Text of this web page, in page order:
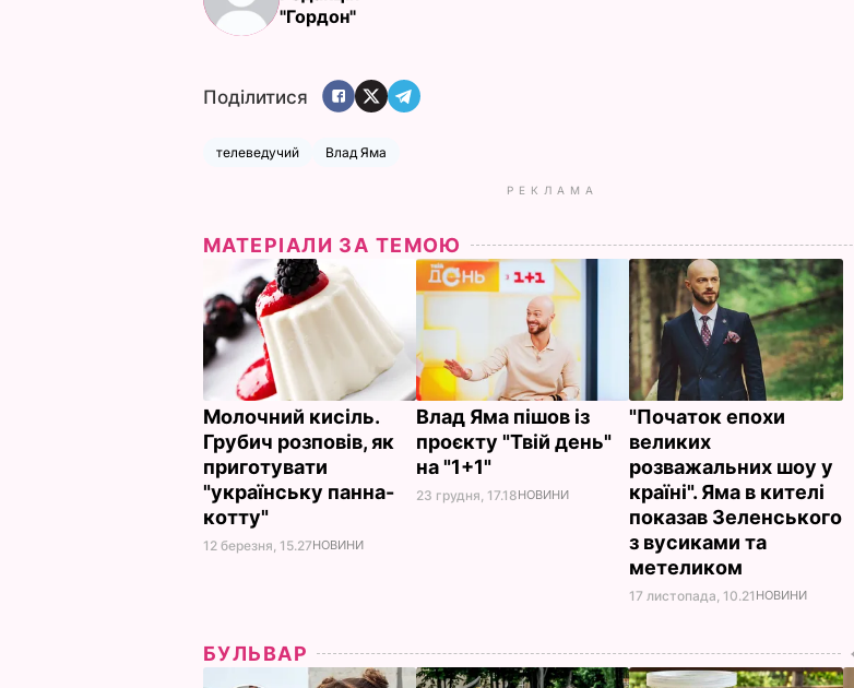
"Гордон"
Поділитися
телеведучий Влад Яма
РЕКЛАМА
МАТЕРІАЛИ ЗА ТЕМОЮ
Молочний кисіль.
Грубич розповів, як
приготувати
"українську панна-
котту"
12 березня, 15.27НОВИНИ
Влад Яма пішов із
проєкту "Твій день"
на "1+1"
23 грудня, 17.18НОВИНИ
"Початок епохи
великих
розважальних шоу у
країні". Яма в кителі
показав Зеленського
з вусиками та
метеликом
17 листопада, 10.21 НОВИНИ
БУЛЬВАР